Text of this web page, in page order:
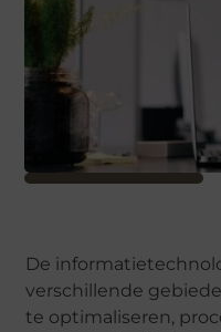
De
verschillende
te optimaliseren,